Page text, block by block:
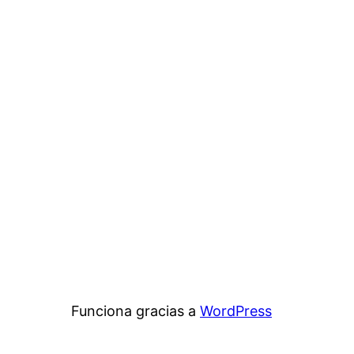
Funciona gracias a WordPress